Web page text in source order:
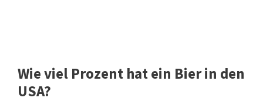
Wie viel Prozent hat ein Bier in den
USA?